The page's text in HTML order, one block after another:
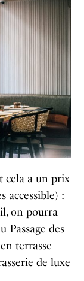
cela a un prix
accessible) :
on pourra
Passage des
terrasse
de luxe